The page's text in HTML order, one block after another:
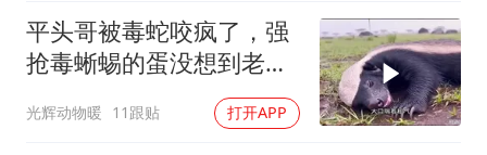
奋进开新局 实干挑大梁
平头哥被毒蛇咬疯了，强
抢毒蜥蜴的蛋没想到老婆
光辉动物暖 11跟贴 打开APP